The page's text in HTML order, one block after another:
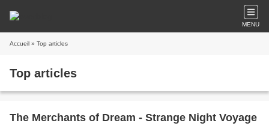
MENU
Accueil » Top articles
Top articles
The Merchants of Dream - Strange Night Voyage